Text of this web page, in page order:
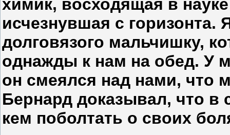
химик, восходящая в
исчезнувшая с горизонта.
долговязого мальчишку,
однажды к нам на обед. У
он смеялся над нами, что
Бернард доказывал, что в
кем поболтать о своих